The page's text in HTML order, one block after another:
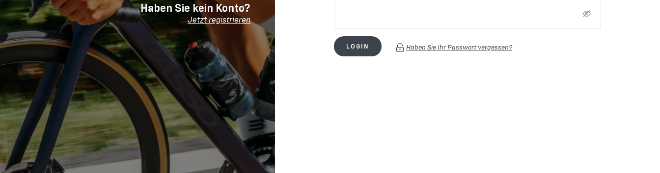
Haben Sie kein Konto?
Jetzt registrieren
LOGIN Haben Sie Ihr Passwort vergessen?